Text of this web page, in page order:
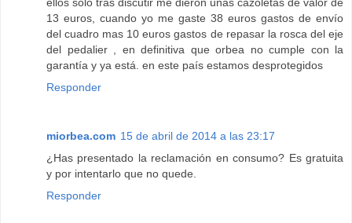
ellos solo tras discutir me dieron unas cazoletas de valor de
13 euros, cuando yo me gaste 38 euros gastos de envío
del cuadro mas 10 euros gastos de repasar la rosca del eje
del pedalier , en definitiva que orbea no cumple con la
garantía y ya está. en este país estamos desprotegidos
Responder
miorbea.com 15 de abril de 2014 a las 23:17
¿Has presentado la reclamación en consumo? Es gratuita
y por intentarlo que no quede.
Responder